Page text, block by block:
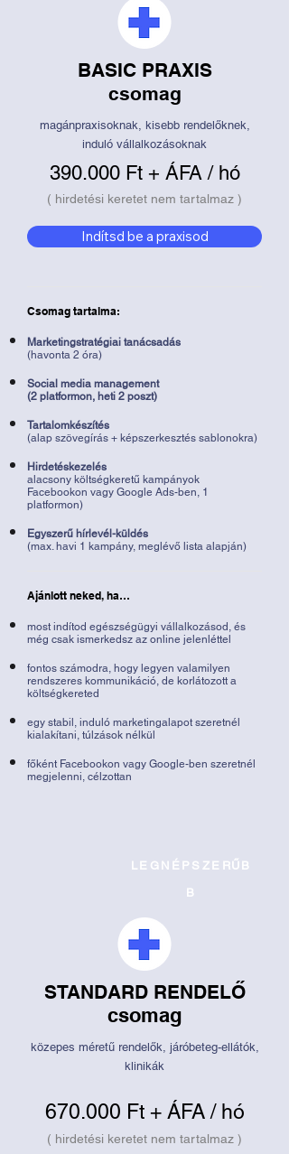
BASIC PRAXIS
csomag
magánpraxisoknak, kisebb rendelőknek,
induló vállalkozásoknak
390.000 Ft + ÁFA / hó
( hirdetési keretet nem tartalmaz )
Csomag tartalma:
Marketingstratégiai tanácsadás
(havonta 2 óra)
Social media management
(2 platformon, heti 2 poszt)
Tartalomkészítés
(alap szövegírás + képszerkesztés sablonokra)
Hirdetéskezelés
alacsony költségkeretű kampányok
Facebookon vagy Google Ads-ben, 1
platformon)
Egyszerű hírlevél-küldés
(max. havi 1 kampány, meglévő lista alapján)
Ajánlott neked, ha…
most indítod egészségügyi vállalkozásod, és
még csak ismerkedsz az online jelenléttel
fontos számodra, hogy legyen valamilyen
rendszeres kommunikáció, de korlátozott a
költségkereted
egy stabil, induló marketingalapot szeretnél
kialakítani, túlzások nélkül
főként Facebookon vagy Google-ben szeretnél
megjelenni, célzottan
Indítsd be a praxisod
LEGNÉPSZERŰB
B
STANDARD RENDELŐ
csomag
közepes méretű rendelők, járóbeteg-ellátók,
klinikák
670.000 Ft + ÁFA / hó
( hirdetési keretet nem tartalmaz )